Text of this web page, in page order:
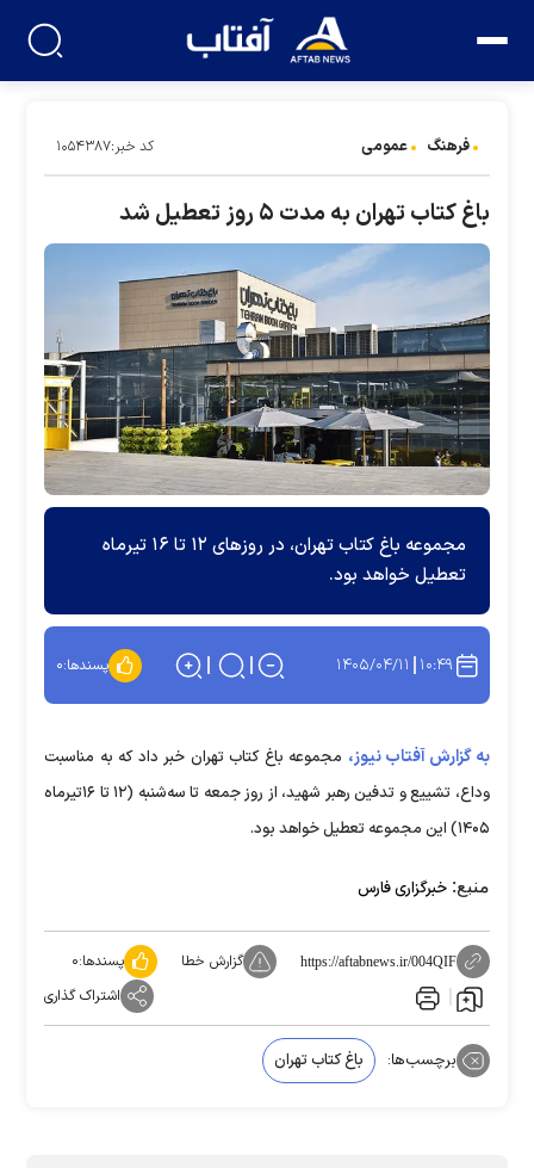
فرهنگ عمومی کد خبر:۱۰۵۴۳۸۷
باغ کتاب تهران به مدت ۵ روز تعطیل شد
مجموعه باغ کتاب تهران، در روزهای ۱۲ تا ۱۶ تیرماه
تعطیل خواهد بود.
۱۰:۴۹ ۱۴۰۵/۰۴/۱۱ پسندها:۰
به گزارش آفتاب نیوز، مجموعه باغ کتاب تهران خبر داد که به مناسبت
وداع، تشییع و تدفین رهبر شهید، از روز جمعه تا سه‌شنبه (۱۲ تا ۱۶تیرماه
۱۴۰۵) این مجموعه تعطیل خواهد بود.
منبع: خبرگزاری فارس
https://aftabnews.ir/004QIF گزارش خطا پسندها:۰
اشتراک گذاری
برچسب‌ها: باغ کتاب تهران